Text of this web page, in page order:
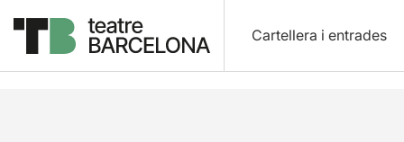
Cartellera i entrades